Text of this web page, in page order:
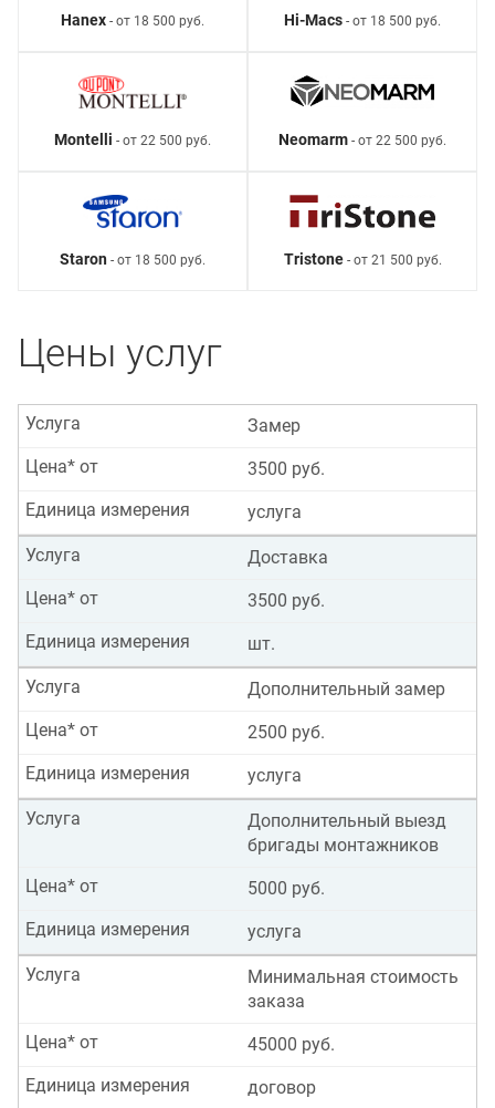
Hanex - от 18 500 руб. Hi-Macs - от 18 500 руб.
Montelli - от 22 500 руб. Neomarm - от 22 500 руб.
Staron - от 18 500 руб. Tristone- от 21 500 руб.
Цены услуг
Замер
Услуга
3500 руб.
Цена* от
услуга
Единица измерения
Доставка
Услуга
3500 руб.
Цена* от
шт.
Единица измерения
Дополнительный замер
Услуга
2500 руб.
Цена* от
услуга
Единица измерения
Дополнительный выезд
бригады монтажников
Услуга
5000 руб.
Цена* от
услуга
Единица измерения
Минимальная стоимость
заказа
Услуга
45000 руб.
Цена* от
договор
Единица измерения